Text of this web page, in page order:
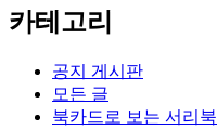
카테고리
공지 게시판
모든 글
북카드로 보는 서리북